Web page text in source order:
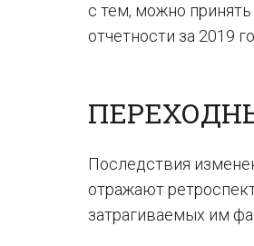
с тем, можно
отчетности за 2019
Последствия
отражают
затрагиваемых им